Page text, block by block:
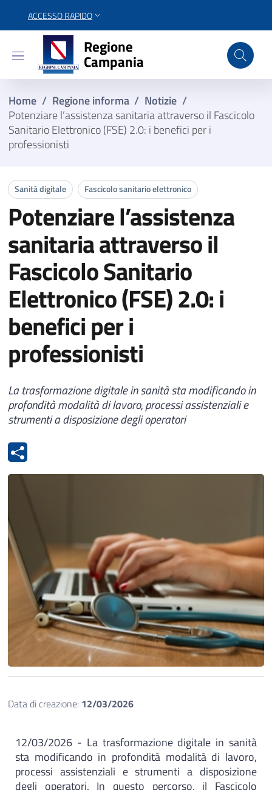
ACCESSO RAPIDO
Regione Campania
Regione
Campania
Home / Regione informa / Notizie /
Potenziare l’assistenza sanitaria attraverso il Fascicolo
Sanitario Elettronico (FSE) 2.0: i benefici per i
professionisti
Sanità digitale Fascicolo sanitario elettronico
Potenziare l’assistenza
sanitaria attraverso il
Fascicolo Sanitario
Elettronico (FSE) 2.0: i
benefici per i
professionisti
La trasformazione digitale in sanità sta modificando in
profondità modalità di lavoro, processi assistenziali e
strumenti a disposizione degli operatori
Data di creazione: 12/03/2026
12/03/2026 - La trasformazione digitale in sanità
sta modificando in profondità modalità di lavoro,
processi assistenziali e strumenti a disposizione
degli operatori. In questo percorso, il Fascicolo